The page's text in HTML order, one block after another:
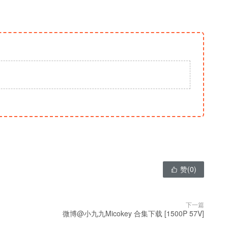
 赞(0)
下一篇
微博@小九九Micokey 合集下载 [1500P 57V]